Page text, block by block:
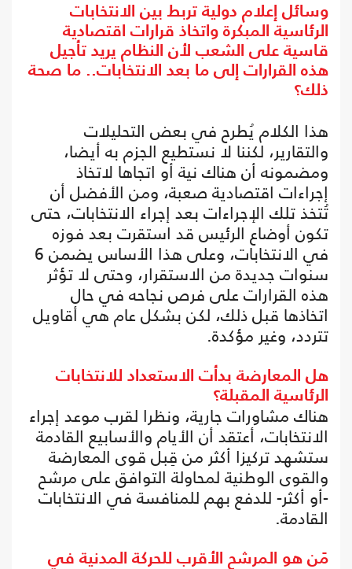
وسائل إعلام دولية تربط بين الانتخابات
الرئاسية المبكرة واتخاذ قرارات اقتصادية
قاسية على الشعب لأن النظام يريد تأجيل
هذه القرارات إلى ما بعد الانتخابات.. ما صحة
ذلك؟
هذا الكلام يُطرح في بعض التحليلات
والتقارير، لكننا لا نستطيع الجزم به أيضا،
ومضمونه أن هناك نية أو اتجاها لاتخاذ
إجراءات اقتصادية صعبة، ومن الأفضل أن
تُتخذ تلك الإجراءات بعد إجراء الانتخابات، حتى
تكون أوضاع الرئيس قد استقرت بعد فوزه
في الانتخابات، وعلى هذا الأساس يضمن 6
سنوات جديدة من الاستقرار، وحتى لا تؤثر
هذه القرارات على فرص نجاحه في حال
اتخاذها قبل ذلك، لكن بشكل عام هي أقاويل
تتردد، وغير مؤكدة.
هل المعارضة بدأت الاستعداد للانتخابات
الرئاسية المقبلة؟
هناك مشاورات جارية، ونظرا لقرب موعد إجراء
الانتخابات، أعتقد أن الأيام والأسابيع القادمة
ستشهد تركيزا أكثر من قِبل قوى المعارضة
والقوى الوطنية لمحاولة التوافق على مرشح
-أو أكثر- للدفع بهم للمنافسة في الانتخابات
القادمة.
مَن هو المرشح الأقرب للحركة المدنية في